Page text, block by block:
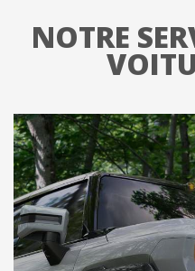
NOTRE